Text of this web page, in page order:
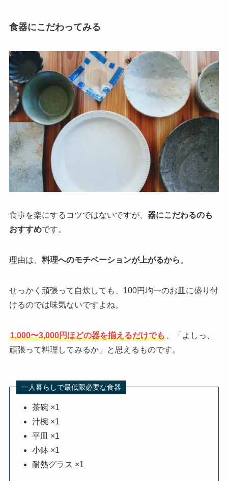
食器にこだわってみる
食事を楽にするコツではないですが、 器にこだわるのも
おすすめです。
理由は、 料理へのモチベーションが上がるから 。
せっかく頑張って自炊しても、100円均一のお皿に盛り付
けるのでは味気ないですよね。
1,000〜3,000円ほどの器を揃えるだけでも、「よしっ、
頑張って料理してみるか」と思えるものです。
一人暮らしで最低限必要な食器
茶碗 ×1
汁椀 ×1
平皿 ×1
小鉢 ×1
耐熱グラス ×1